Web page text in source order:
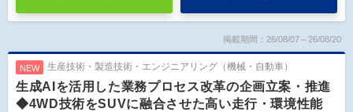
掲載期間：26/08/07～26/08/20
NEW 生産技術・製造技術・エンジニアリング（機械・自動車）
生成AIを活用した業務プロセス改革の企画立案・推進
◆4WD技術をSUVに融合させた高い走行・環境性能